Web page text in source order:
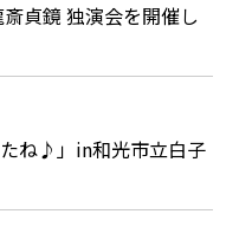
貞鏡 独演会を開催し
ね♪」in和光市立白子